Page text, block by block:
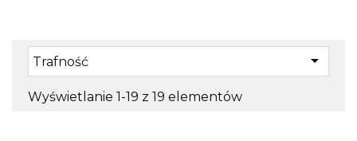
Trafność 
Wyświetlanie 1-19 z 19 elementów